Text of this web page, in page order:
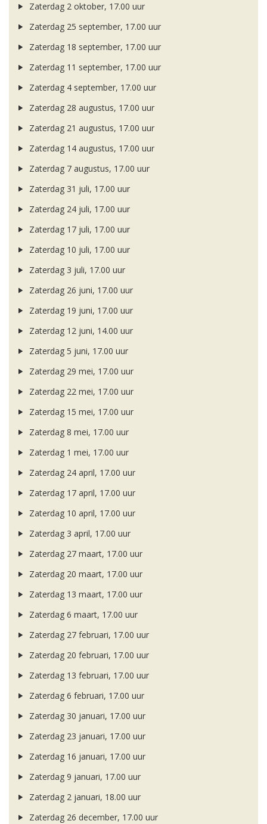
Zaterdag 2 oktober, 17.00 uur
Zaterdag 25 september, 17.00 uur
Zaterdag 18 september, 17.00 uur
Zaterdag 11 september, 17.00 uur
Zaterdag 4 september, 17.00 uur
Zaterdag 28 augustus, 17.00 uur
Zaterdag 21 augustus, 17.00 uur
Zaterdag 14 augustus, 17.00 uur
Zaterdag 7 augustus, 17.00 uur
Zaterdag 31 juli, 17.00 uur
Zaterdag 24 juli, 17.00 uur
Zaterdag 17 juli, 17.00 uur
Zaterdag 10 juli, 17.00 uur
Zaterdag 3 juli, 17.00 uur
Zaterdag 26 juni, 17.00 uur
Zaterdag 19 juni, 17.00 uur
Zaterdag 12 juni, 14.00 uur
Zaterdag 5 juni, 17.00 uur
Zaterdag 29 mei, 17.00 uur
Zaterdag 22 mei, 17.00 uur
Zaterdag 15 mei, 17.00 uur
Zaterdag 8 mei, 17.00 uur
Zaterdag 1 mei, 17.00 uur
Zaterdag 24 april, 17.00 uur
Zaterdag 17 april, 17.00 uur
Zaterdag 10 april, 17.00 uur
Zaterdag 3 april, 17.00 uur
Zaterdag 27 maart, 17.00 uur
Zaterdag 20 maart, 17.00 uur
Zaterdag 13 maart, 17.00 uur
Zaterdag 6 maart, 17.00 uur
Zaterdag 27 februari, 17.00 uur
Zaterdag 20 februari, 17.00 uur
Zaterdag 13 februari, 17.00 uur
Zaterdag 6 februari, 17.00 uur
Zaterdag 30 januari, 17.00 uur
Zaterdag 23 januari, 17.00 uur
Zaterdag 16 januari, 17.00 uur
Zaterdag 9 januari, 17.00 uur
Zaterdag 2 januari, 18.00 uur
Zaterdag 26 december, 17.00 uur